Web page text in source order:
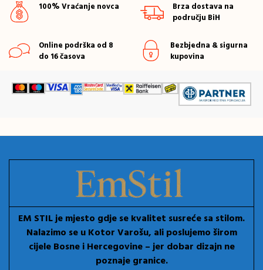
100% Vraćanje novca
Brza dostava na
području BiH
Online podrška od 8
do 16 časova
Bezbjedna & sigurna
kupovina
EM STIL je mjesto gdje se kvalitet susreće sa stilom.
Nalazimo se u Kotor Varošu, ali poslujemo širom
cijele Bosne i Hercegovine – jer dobar dizajn ne
poznaje granice.